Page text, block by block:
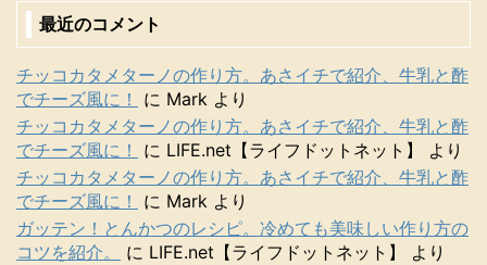
最近のコメント
チッコカタメターノの作り方。あさイチで紹介、牛乳と酢
でチーズ風に！
に Mark より
チッコカタメターノの作り方。あさイチで紹介、牛乳と酢
でチーズ風に！
に LIFE.net【ライフドットネット】
より
チッコカタメターノの作り方。あさイチで紹介、牛乳と酢
でチーズ風に！
に Mark より
ガッテン！とんかつのレシピ。冷めても美味しい作り方の
コツを紹介。
に LIFE.net【ライフドットネット】
より